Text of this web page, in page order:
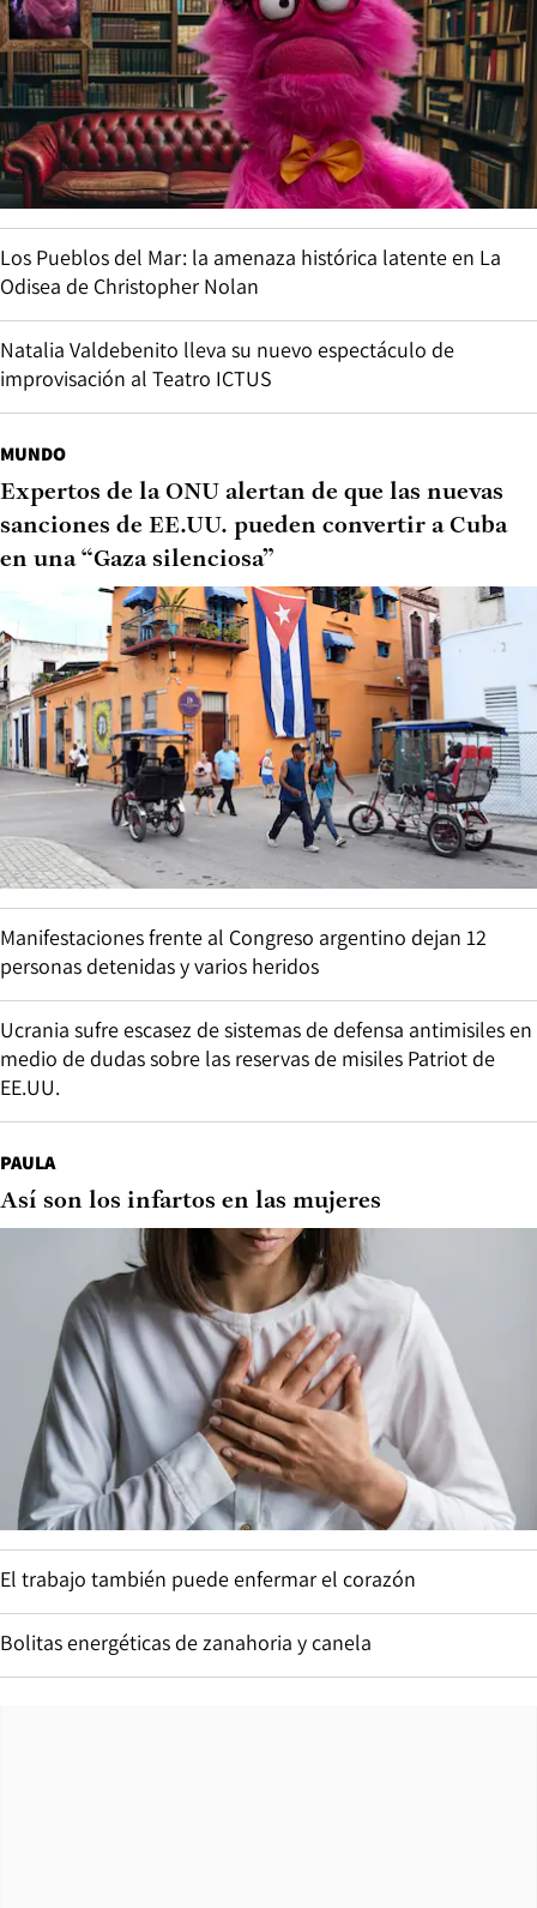
Los Pueblos del Mar: la amenaza histórica latente en La
Odisea de Christopher Nolan
Natalia Valdebenito lleva su nuevo espectáculo de
improvisación al Teatro ICTUS
MUNDO
Expertos de la ONU alertan de que las nuevas
sanciones de EE.UU. pueden convertir a Cuba
en una “Gaza silenciosa”
Manifestaciones frente al Congreso argentino dejan 12
personas detenidas y varios heridos
Ucrania sufre escasez de sistemas de defensa antimisiles en
medio de dudas sobre las reservas de misiles Patriot de
EE.UU.
PAULA
Así son los infartos en las mujeres
El trabajo también puede enfermar el corazón
Bolitas energéticas de zanahoria y canela